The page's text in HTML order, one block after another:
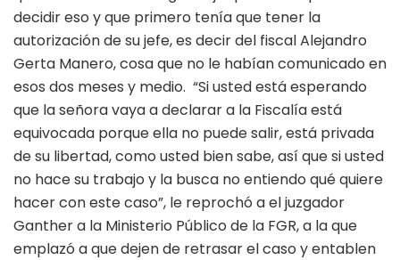
decidir eso y que primero tenía que tener la
autorización de su jefe, es decir del fiscal Alejandro
Gerta Manero, cosa que no le habían comunicado en
esos dos meses y medio. “Si usted está esperando
que la señora vaya a declarar a la Fiscalía está
equivocada porque ella no puede salir, está privada
de su libertad, como usted bien sabe, así que si usted
no hace su trabajo y la busca no entiendo qué quiere
hacer con este caso”, le reprochó a el juzgador
Ganther a la Ministerio Público de la FGR, a la que
emplazó a que dejen de retrasar el caso y entablen